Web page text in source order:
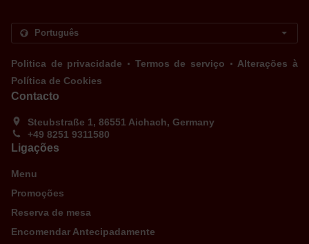
Politica de privacidade . Termos de serviço . Alterações à
Política de Cookies
Contacto
Steubstraße 1, 86551 Aichach, Germany
+49 8251 9311580
Ligações
Menu
Promoções
Reserva de mesa
Encomendar Antecipadamente